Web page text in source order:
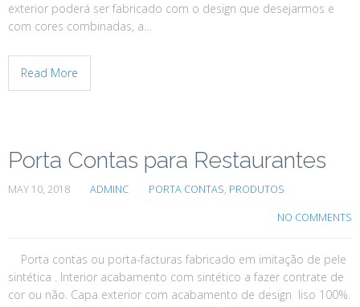
exterior poderá ser fabricado com o design que desejarmos e
com cores combinadas, a…
Read More
Porta Contas para Restaurantes
MAY 10, 2018 ADMINC PORTA CONTAS, PRODUTOS
NO COMMENTS
Porta contas ou porta-facturas fabricado em imitação de pele
sintética . Interior acabamento com sintético a fazer contrate de
cor ou não. Capa exterior com acabamento de design liso 100%.